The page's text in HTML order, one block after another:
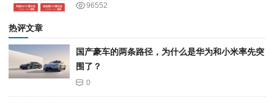
96552
热评文章
国产豪车的两条路径，为什么是华为和小米率先突
围了？
0